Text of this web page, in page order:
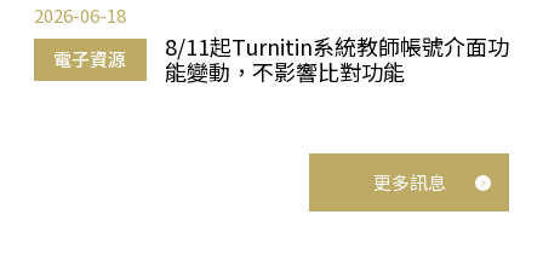
電子資源
8/11起Turnitin系統教師帳號介面功
能變動，不影響比對功能
2026-06-18
更多訊息